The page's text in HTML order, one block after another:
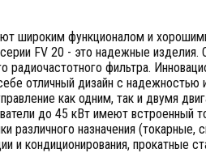
широким функционалом и
FV 20 - это надежные изделия.
радиочастотного фильтра.
отличный дизайн с надежностью
как одним, так и двумя
до 45 кВт имеют встроенный
различного назначения (токарные,
и кондиционирования, прокатные